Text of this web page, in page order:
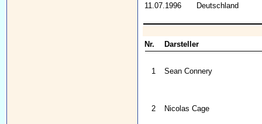
11.07.1996
Deutschland
Nr. Darsteller
1 Sean Connery
2 Nicolas Cage